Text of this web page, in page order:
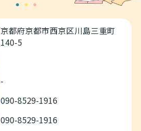
京都府京都市西京区川島三重町
140-5
-
090-8529-1916
090-8529-1916